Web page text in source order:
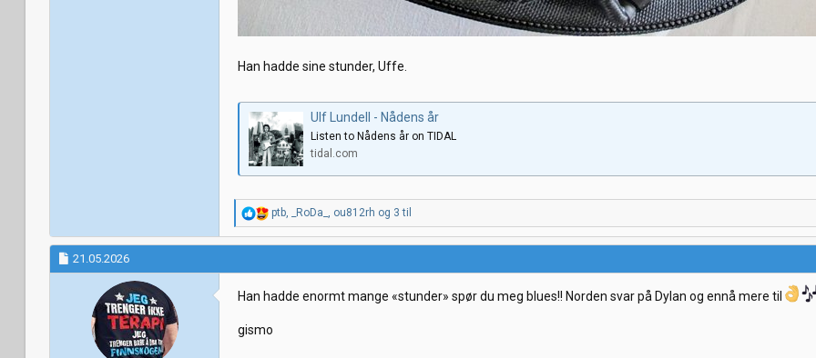
Han hadde sine stunder, Uffe.
Ulf Lundell - Nådens år
Listen to Nådens år on TIDAL
tidal.com
R
e
a
o
e
ptb _RoDa_ ou812rh og 3 til
21.05.2026
Han hadde enormt mange «stunder» spør du meg blues!! Norden svar på Dylan og ennå mere til
gismo